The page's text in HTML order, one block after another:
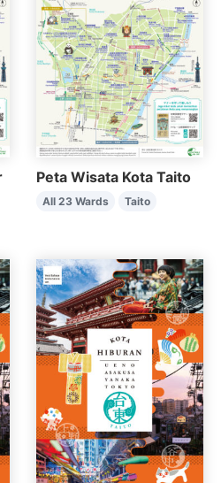
Peta Wisata Kota Taito
All 23 Wards Taito